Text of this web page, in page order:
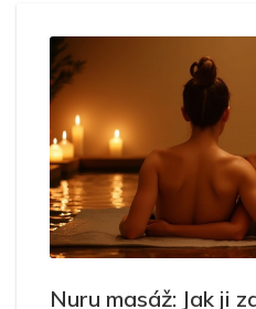
Nuru masáž: Jak ji